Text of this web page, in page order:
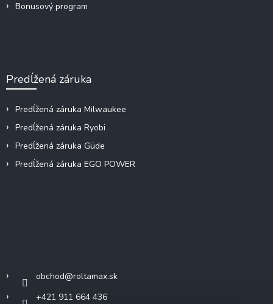
Bonusový program
Predĺžená záruka
Predĺžená záruka Milwaukee
Predĺžená záruka Ryobi
Predĺžená záruka Güde
Predĺžená záruka EGO POWER
obchod@roltamax.sk
+421 911 664 436